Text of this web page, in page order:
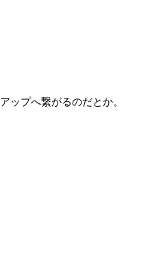
ップへ繋がるのだとか。